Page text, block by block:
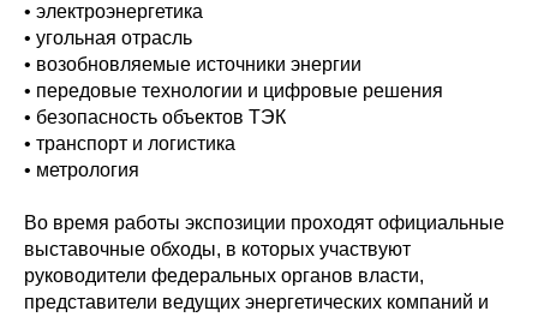
• электроэнергетика
• угольная отрасль
• возобновляемые источники энергии
• передовые технологии и цифровые решения
• безопасность объектов ТЭК
• транспорт и логистика
• метрология
Во время работы экспозиции проходят официальные
выставочные обходы, в которых участвуют
руководители федеральных органов власти,
представители ведущих энергетических компаний и